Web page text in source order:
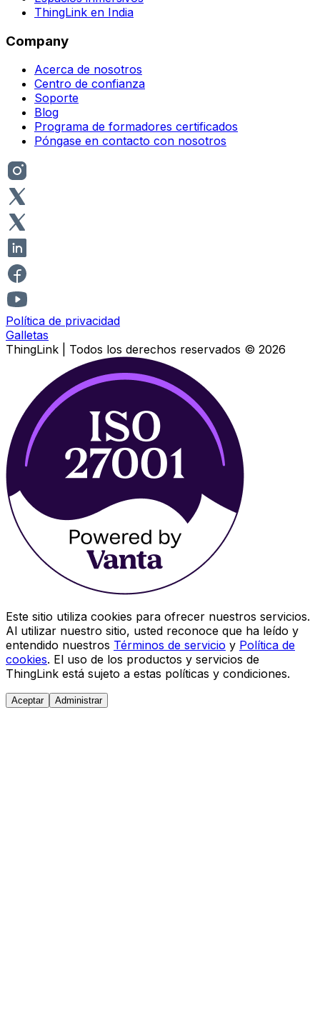
ThingLink en India
Company
Acerca de nosotros
Centro de confianza
Soporte
Blog
Programa de formadores certificados
Póngase en contacto con nosotros
Política de privacidad
Galletas
ThingLink | Todos los derechos reservados © 2026
Este sitio utiliza cookies para ofrecer nuestros servicios.
Al utilizar nuestro sitio, usted reconoce que ha leído y
entendido nuestros Términos de servicio y Política de
cookies. El uso de los productos y servicios de
ThingLink está sujeto a estas políticas y condiciones.
Aceptar Administrar